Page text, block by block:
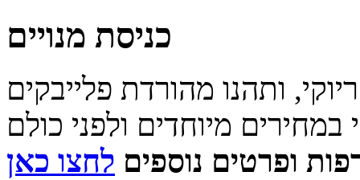
כניסת מנויים
ותהנו מהורדת פלייבקים
ופרטים נוספים